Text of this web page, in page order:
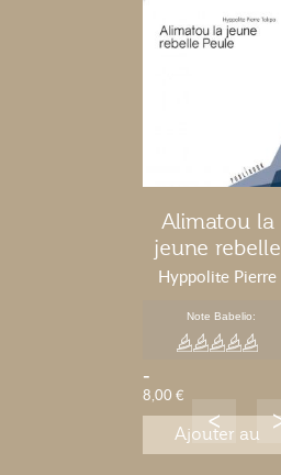
Alimatou la
jeune rebelle
peule
Hyppolite Pierre
Note Babelio:
-
8,00 €
Ajouter au